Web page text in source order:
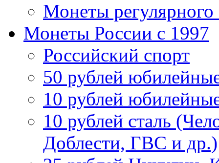
Монеты
Монеты России c 1997
Российский спорт
50 рублей
10 рублей
10 рублей сталь
Доблести, ГВС и др.)